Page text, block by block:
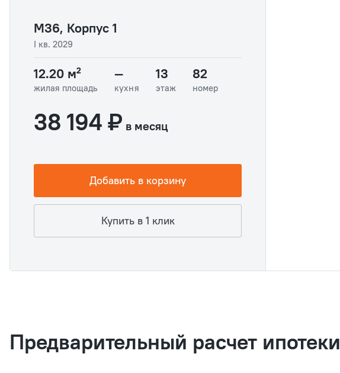
М36, Корпус 1
I кв. 2029
12.20 м²
жилая площадь
—
кухня
13
этаж
82
номер
38 194 ₽ в месяц
Добавить в корзину
Купить в 1 клик
Предварительный расчет ипотеки